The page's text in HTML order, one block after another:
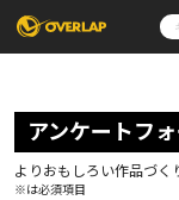
コミック
コミックガルド
コミッククリエ
LiQulle
ラブパルフェ
その他
コミックエッセイ
アンケートフ
よりおもしろい作品づく
※は必須項目